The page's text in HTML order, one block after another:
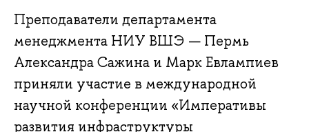
Преподаватели департамента
менеджмента НИУ ВШЭ — Пермь
Александра Сажина и Марк Евлампиев
приняли участие в международной
научной конференции «Императивы
развития инфраструктуры